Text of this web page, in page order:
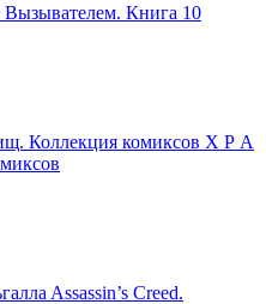
Книга 10
Х Р А
Assassin’s Creed.